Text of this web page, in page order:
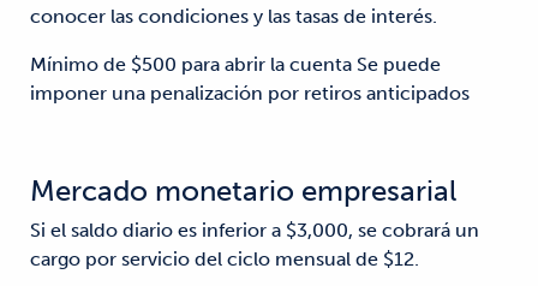
conocer las condiciones y las tasas de interés.
Mínimo de $500 para abrir la cuenta Se puede
imponer una penalización por retiros anticipados
Mercado monetario empresarial
Si el saldo diario es inferior a $3,000, se cobrará un
cargo por servicio del ciclo mensual de $12.